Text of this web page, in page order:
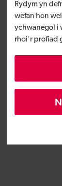
Rydym yn
wefan hon
ychwanegol i
rhoi'r profiad
Court,